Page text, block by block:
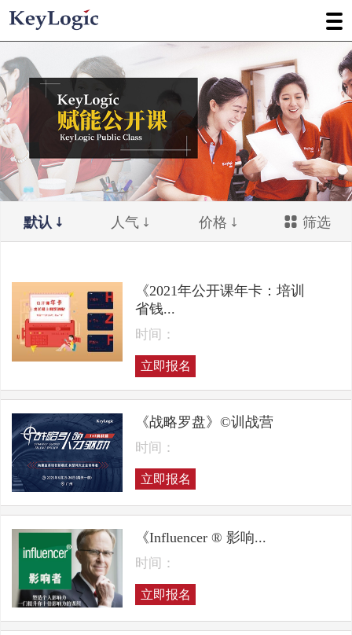
默认 人气 价格 筛选
《2021年公开课年卡：培训
省钱...
时间：
立即报名
《战略罗盘》©训战营
时间：
立即报名
《Influencer ® 影响...
时间：
立即报名